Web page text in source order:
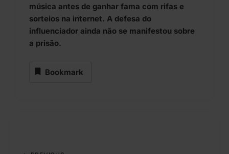
música antes de ganhar fama com rifas e
sorteios na internet. A defesa do
influenciador ainda não se manifestou sobre
a prisão.
Bookmark